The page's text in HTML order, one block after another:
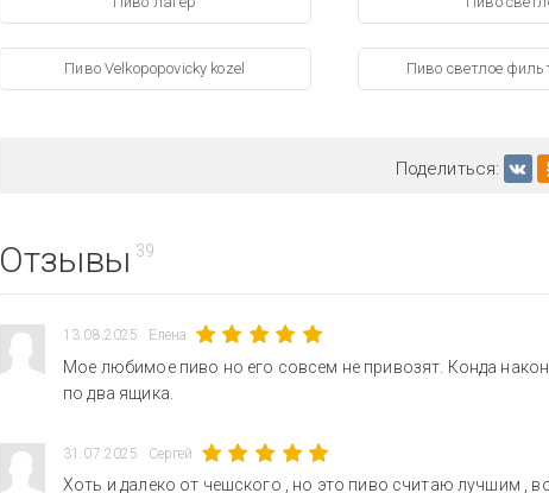
Пиво Velkopopovicky kozel Пиво светлое
Поделиться:
Отзывы 39
13.08.2025 Елена
Мое любимое пиво но его совсем не привозят. Конда
по два ящика.
31.07.2025 Сергей
Хоть и далеко от чешского , но это пиво считаю лучшим ,